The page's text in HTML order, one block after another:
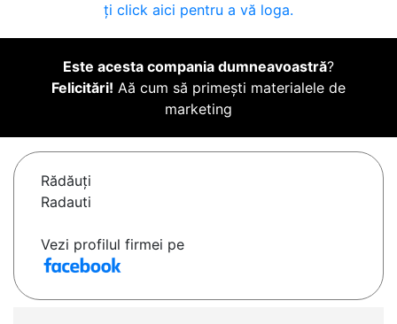
ți click aici pentru a vă loga.
Este acesta compania dumneavoastră?
Felicitări! Aă cum să primești materialele de
marketing
Rădăuţi
Radauti
Vezi profilul firmei pe